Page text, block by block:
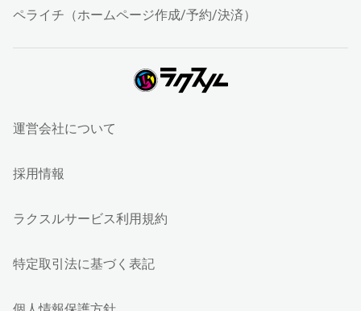
ペライチ（ホームページ作成/予約/決済）
運営会社について
採用情報
ラクスルサービス利用規約
特定取引法に基づく表記